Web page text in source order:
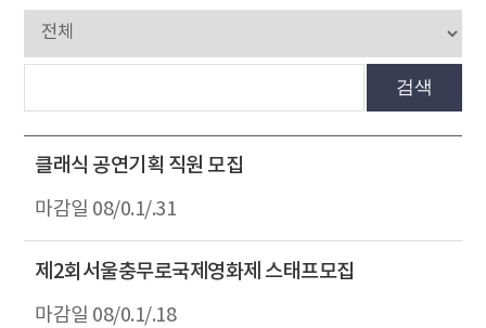
검색
클래식 공연기획 직원 모집
08/0.1/.31
제2회서울충무로국제영화제 스태프모집
08/0.1/.18